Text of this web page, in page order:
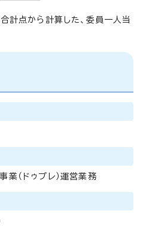
点から計算した、委員一人当
（ドゥプレ）運営業務